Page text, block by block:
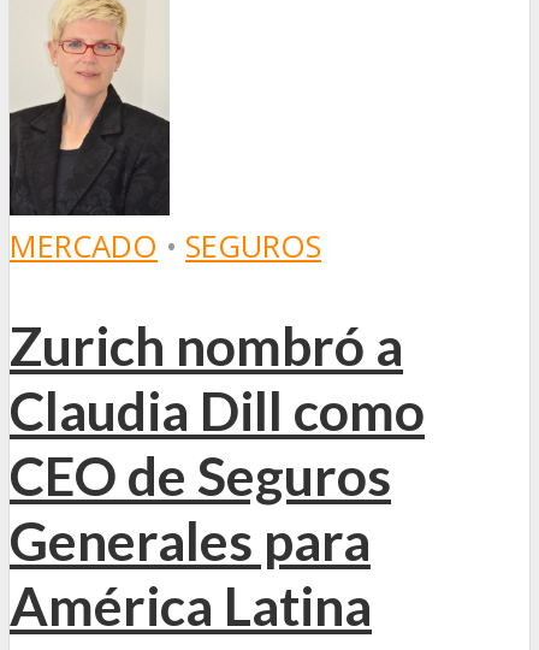
MERCADO • SEGUROS
Zurich nombró a
Claudia Dill como
CEO de Seguros
Generales para
América Latina